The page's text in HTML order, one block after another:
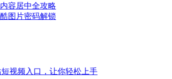
容居中全攻略
图片密码解锁
视频入口，让你轻松上手